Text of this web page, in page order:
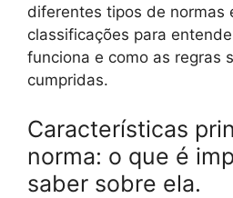
diferentes tipos de normas
classificações para
funciona e como as regras
cumpridas.
Características
norma: o que é
saber sobre ela.